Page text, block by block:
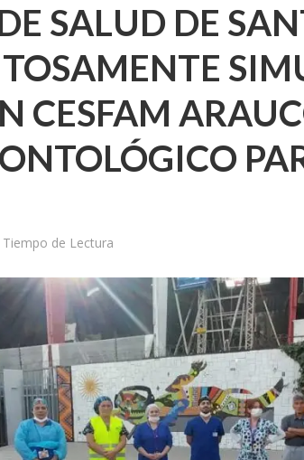
SALUD DE
CESFAM
Tiempo de Lectura